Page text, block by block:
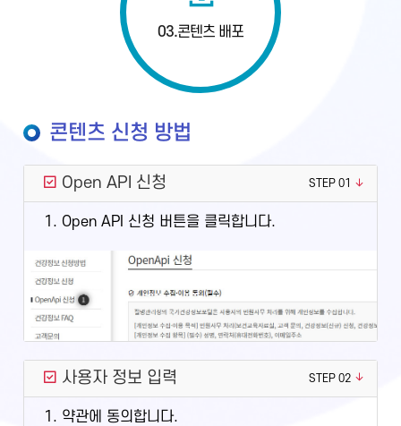
03.콘텐츠 배포
콘텐츠 신청 방법
Open API 신청 STEP 01
1. Open API 신청 버튼을 클릭합니다.
사용자 정보 입력 STEP 02
1. 약관에 동의합니다.